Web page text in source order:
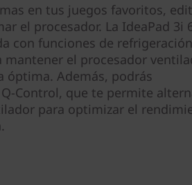
en tus juegos favoritos,
el procesador. La IdeaPad 3i
con funciones de refrigeración
el procesador
óptima. Además, podrás
Control, que te permite
para optimizar el